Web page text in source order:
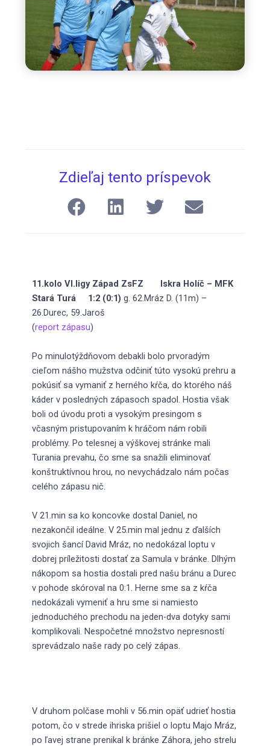
Zdieľaj tento príspevok
11.kolo VI.ligy Západ ZsFZ Iskra Holíč – MFK
Stará Turá 1:2 (0:1)g. 62.Mráz D. (11m) –
26.Durec, 59.Jaroš
(report zápasu)
Po minulotýždňovom debakli bolo prvoradým
cieľom nášho mužstva odčiniť túto vysokú prehru a
pokúsiť sa vymaniť z herného kŕča, do ktorého náš
káder v posledných zápasoch spadol. Hostia však
boli od úvodu proti a vysokým presingom s
včasným pristupovaním k hráčom nám robili
problémy. Po telesnej a výškovej stránke mali
Turania prevahu, čo sme sa snažili eliminovať
konštruktívnou hrou, no nevychádzalo nám počas
celého zápasu nič.
V 21.min sa ko koncovke dostal Daniel, no
nezakončil ideálne. V 25.min mal jednu z ďalších
svojich šancí David Mráz, no nedokázal loptu v
dobrej príležitosti dostať za Samula v bránke. Dlhým
nákopom sa hostia dostali pred našu bránu a Durec
v pohode skóroval na 0:1. Herne sme sa z kŕča
nedokázali vymeniť a hru sme si namiesto
jednoduchého prechodu na jeden-dva dotyky sami
komplikovali. Nespočetné množstvo nepresností
sprevádzalo naše rady po celý zápas.
V druhom polčase mohli v 56.min opäť udrieť hostia
potom, čo v strede ihriska prišiel o loptu Majo Mráz,
po ľavej strane prenikal k bránke Záhora, jeho strelu